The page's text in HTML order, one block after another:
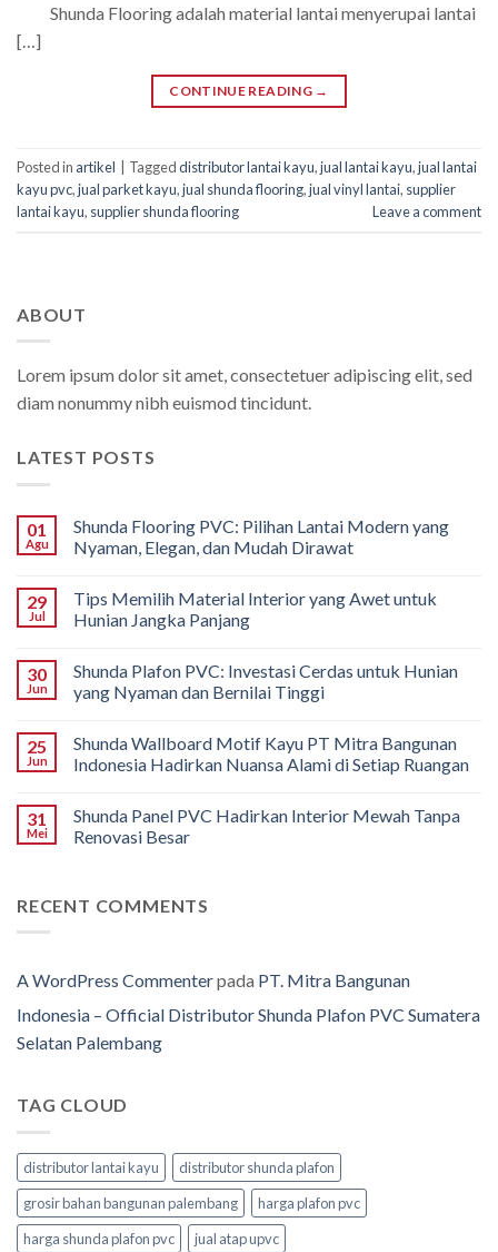
Shunda Flooring adalah material lantai menyerupai lantai
[…]
CONTINUE READING →
Posted in artikel Taggeddistributor lantai kayu,jual lantai kayu,jual lantai
kayu pvc,jual parket kayu,jual shunda flooring,jual vinyl lantai, supplier
lantai kayu, supplier shunda flooring Leave a comment
ABOUT
Lorem ipsum dolor sit amet, consectetuer adipiscing elit, sed
diam nonummy nibh euismod tincidunt.
LATEST POSTS
01
Agu
Shunda Flooring PVC: Pilihan Lantai Modern yang
Nyaman, Elegan, dan Mudah Dirawat
29
Jul
Tips Memilih Material Interior yang Awet untuk
Hunian Jangka Panjang
30
Jun
Shunda Plafon PVC: Investasi Cerdas untuk Hunian
yang Nyaman dan Bernilai Tinggi
25
Jun
Shunda Wallboard Motif Kayu PT Mitra Bangunan
Indonesia Hadirkan Nuansa Alami di Setiap Ruangan
31
Mei
Shunda Panel PVC Hadirkan Interior Mewah Tanpa
Renovasi Besar
RECENT COMMENTS
A WordPress Commenterpada PT. Mitra Bangunan
Indonesia – Official Distributor Shunda Plafon PVC Sumatera
Selatan Palembang
TAG CLOUD
distributor lantai kayu
distributor shunda plafon
grosir bahan bangunan palembang
harga plafon pvc
harga shunda plafon pvc
jual atap upvc